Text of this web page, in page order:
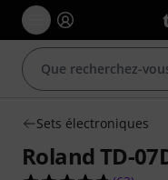
Sets électroniques
Roland TD-